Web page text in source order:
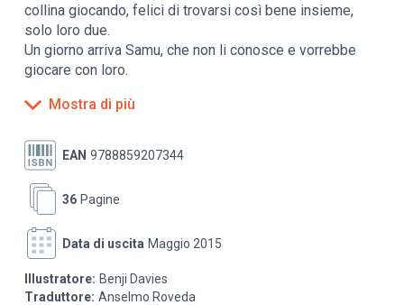
collina giocando, felici di trovarsi così bene insieme,
solo loro due.
Un giorno arriva Samu, che non li conosce e vorrebbe
giocare con loro.
suo agio con un nuovo amico. Ma con Samu si possono
divertente, e Uto si accorgerà di quanto si possa stare
bene, anche in tre.
Mostra di più
EAN 9788859207344
Pagine
36
Data di uscita Maggio 2015
Illustratore: Benji Davies
Traduttore: Anselmo Roveda